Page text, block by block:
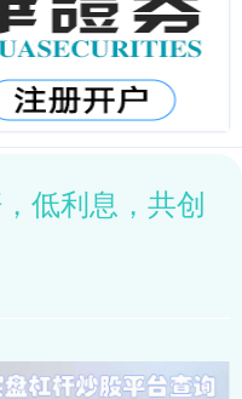
低利息，共创